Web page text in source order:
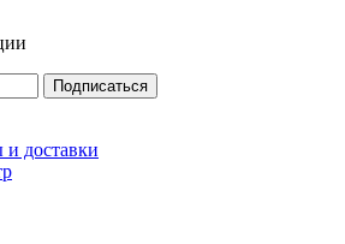
Подписаться
доставки